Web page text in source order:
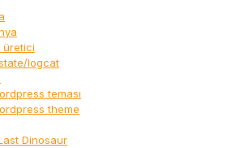
üretici
logcat
teması
theme
Dinosaur